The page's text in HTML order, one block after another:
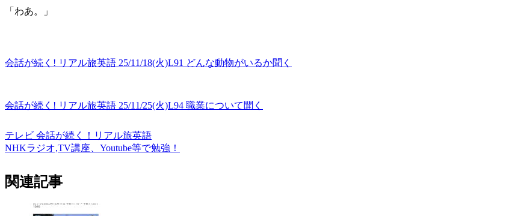
「わあ。」
会話が続く! リアル旅英語 25/11/18(火)L91 どんな動物がいるか聞く
会話が続く! リアル旅英語 25/11/25(火)L94 職業について聞く
テレビ 会話が続く！リアル旅英語
NHKラジオ,TV講座、Youtube等で勉強！
関連記事